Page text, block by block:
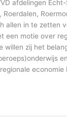
afdelingen
allen in te zetten
een motie over
willen zij het
economie